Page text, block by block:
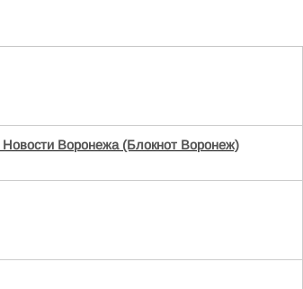
Новости Воронежа (Блокнот Воронеж)